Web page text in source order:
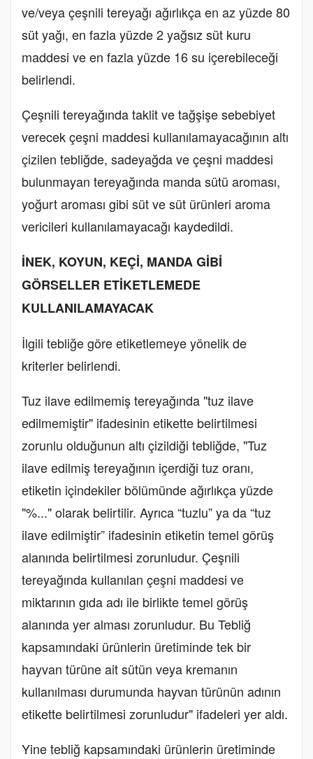
ve/veya çeşnili tereyağı ağırlıkça en az yüzde 80
süt yağı, en fazla yüzde 2 yağsız süt kuru
maddesi ve en fazla yüzde 16 su içerebileceği
belirlendi.
Çeşnili tereyağında taklit ve tağşişe sebebiyet
verecek çeşni maddesi kullanılamayacağının altı
çizilen tebliğde, sadeyağda ve çeşni maddesi
bulunmayan tereyağında manda sütü aroması,
yoğurt aroması gibi süt ve süt ürünleri aroma
vericileri kullanılamayacağı kaydedildi.
İNEK, KOYUN, KEÇİ, MANDA GİBİ
GÖRSELLER ETİKETLEMEDE
KULLANILAMAYACAK
İlgili tebliğe göre etiketlemeye yönelik de
kriterler belirlendi.
Tuz ilave edilmemiş tereyağında "tuz ilave
edilmemiştir" ifadesinin etikette belirtilmesi
zorunlu olduğunun altı çizildiği tebliğde, "Tuz
ilave edilmiş tereyağının içerdiği tuz oranı,
etiketin içindekiler bölümünde ağırlıkça yüzde
"%..." olarak belirtilir. Ayrıca “tuzlu” ya da “tuz
ilave edilmiştir” ifadesinin etiketin temel görüş
alanında belirtilmesi zorunludur. Çeşnili
tereyağında kullanılan çeşni maddesi ve
miktarının gıda adı ile birlikte temel görüş
alanında yer alması zorunludur. Bu Tebliğ
kapsamındaki ürünlerin üretiminde tek bir
hayvan türüne ait sütün veya kremanın
kullanılması durumunda hayvan türünün adının
etikette belirtilmesi zorunludur" ifadeleri yer aldı.
Yine tebliğ kapsamındaki ürünlerin üretiminde